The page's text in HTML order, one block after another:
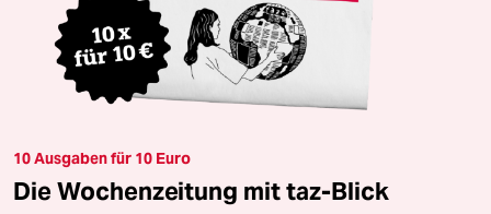
10 Ausgaben für 10 Euro
Die Wochenzeitung mit taz-Blick